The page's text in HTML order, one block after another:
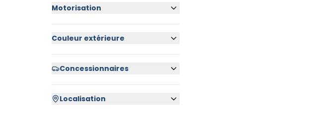
Motorisation
Couleur extérieure
Concessionnaires
Localisation